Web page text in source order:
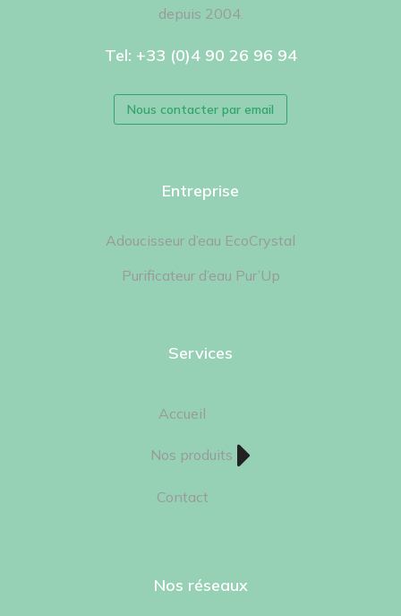
depuis 2004.
Tel: +33 (0)4 90 26 96 94
Nous contacter par email
Entreprise
Adoucisseur d’eau EcoCrystal
Purificateur d’eau Pur’Up
Services
Accueil
Nos produits
Contact
Nos réseaux